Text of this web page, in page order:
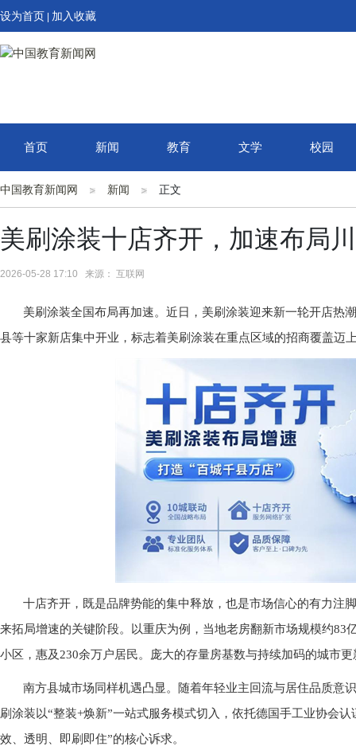
设为首页 加入收藏
首页 新闻 教育 文学 校园
中国教育新闻网 新闻 正文
美刷涂装十店齐开，加速布局
2026-05-28 17:10 来源： 互联网
美刷涂装全国布局再加速。近日，美刷涂装迎来新一轮开店热
县等十家新店集中开业，标志着美刷涂装在重点区域的招商覆盖迈
十店齐开，既是品牌势能的集中释放，也是市场信心的有力注
来拓局增速的关键阶段。以重庆为例，当地老房翻新市场规模约83
小区，惠及230余万户居民。庞大的存量房基数与持续加码的城市
南方县城市场同样机遇凸显。随着年轻业主回流与居住品质意
刷涂装以“整装+焕新”一站式服务模式切入，依托德国手工业协会
效、透明、即刷即住”的核心诉求。